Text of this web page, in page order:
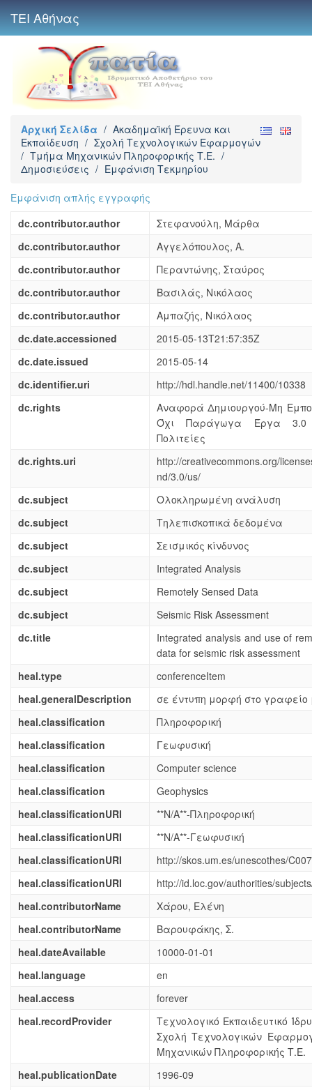
ΤΕΙ Αθήνας
Αρχική Σελίδα / Ακαδημαϊκή Έρευνα και
Εκπαίδευση / Σχολή Τεχνολογικών Εφαρμογών
/ Τμήμα Μηχανικών Πληροφορικής Τ.Ε. /
Δημοσιεύσεις / Εμφάνιση Τεκμηρίου
Εμφάνιση απλής εγγραφής
dc.contributor.author
Στεφανούλη, Μάρθα
dc.contributor.author
Αγγελόπουλος, Α.
dc.contributor.author
Περαντώνης, Σταύρος
dc.contributor.author
Βασιλάς, Νικόλαος
dc.contributor.author
Αμπαζής, Νικόλαος
dc.date.accessioned
2015-05-13T21:57:35Z
dc.date.issued
2015-05-14
dc.identifier.uri
http://hdl.handle.net/11400/10338
dc.rights
Αναφορά Δημιουργού-Μη
Όχι Παράγωγα Έργα 3.0
Πολιτείες
dc.rights.uri
http://creativecommons.org/
nd/3.0/us/
dc.subject
Ολοκληρωμένη ανάλυση
dc.subject
Τηλεπισκοπικά δεδομένα
dc.subject
Σεισμικός κίνδυνος
dc.subject
Integrated Analysis
dc.subject
Remotely Sensed Data
dc.subject
Seismic Risk Assessment
dc.title
Integrated analysis and use of
data for seismic risk assessment
heal.type
conferenceItem
heal.generalDescription
σε έντυπη μορφή στο γραφείο
heal.classification
Πληροφορική
heal.classification
Γεωφυσική
heal.classification
Computer science
heal.classification
Geophysics
heal.classificationURI
**N/A**-Πληροφορική
heal.classificationURI
**N/A**-Γεωφυσική
heal.classificationURI
http://skos.um.es/unescothes/
heal.classificationURI
http://id.loc.gov/authorities/
heal.contributorName
Χάρου, Ελένη
heal.contributorName
Βαρουφάκης, Σ.
heal.dateAvailable
10000-01-01
heal.language
en
heal.access
forever
heal.recordProvider
Τεχνολογικό Εκπαιδευτικό
Σχολή Τεχνολογικών
Μηχανικών Πληροφορικής Τ.Ε.
heal.publicationDate
1996-09